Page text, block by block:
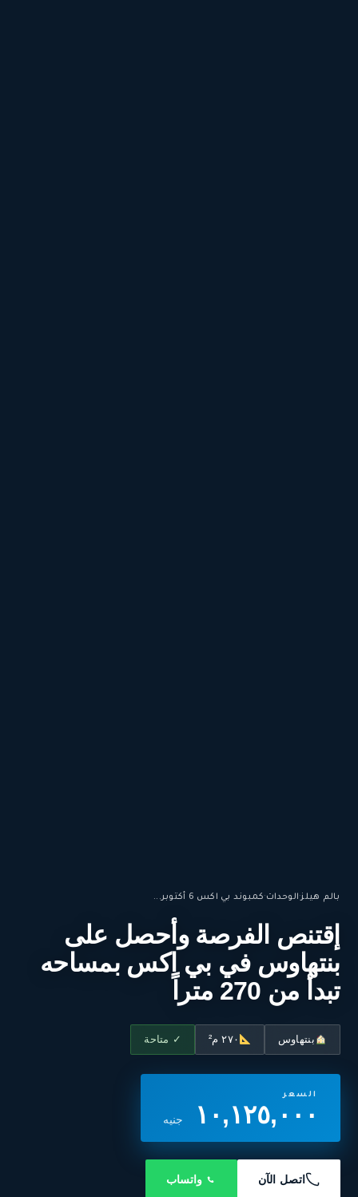
بالم هيلز·الوحدات·كمبوند بي اكس 6 أكتوبر...
إقتنص الفرصة وأحصل على
بنتهاوس في بي اكس بمساحه
تبدأ من 270 متراً
بنتهاوس ٢٧٠ م² ✓ متاحة
السعر
١٠,١٢٥,٠٠٠ جنيه
اتصل الآن واتساب